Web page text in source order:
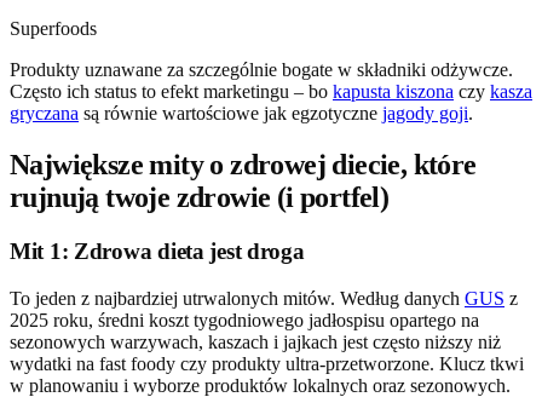
Superfoods
Produkty uznawane za szczególnie bogate w składniki odżywcze.
Często ich status to efekt marketingu – bo kapusta kiszona czy kasza
gryczana są równie wartościowe jak egzotyczne jagody goji.
Największe mity o zdrowej diecie, które
rujnują twoje zdrowie (i portfel)
Mit 1: Zdrowa dieta jest droga
To jeden z najbardziej utrwalonych mitów. Według danych GUS z
2025 roku, średni koszt tygodniowego jadłospisu opartego na
sezonowych warzywach, kaszach i jajkach jest często niższy niż
wydatki na fast foody czy produkty ultra-przetworzone. Klucz tkwi
w planowaniu i wyborze produktów lokalnych oraz sezonowych.